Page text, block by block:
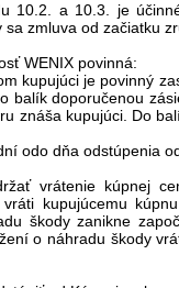
10.2. a 10.3. je
zmluva od začiatku
WENIX povinná:
kupujúci je povinný
balík doporučenou
znáša kupujúci. Do
odo dňa odstúpenia
vrátenie kúpnej
kupujúcemu
škody zanikne
o náhradu škody